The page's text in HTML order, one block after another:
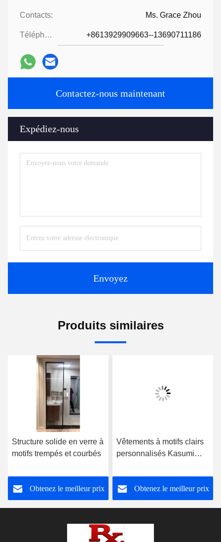
Contacts: Ms. Grace Zhou
Téléphone: +8613929909663--13690711186
Contactez-nous maintenant
Expédiez-nous
Envoyez
Produits similaires
Structure solide en verre à
motifs trempés et courbés
Obtenez le meilleur prix
Vêtements à motifs clairs
personnalisés Kasumi
Obtenez le meilleur prix